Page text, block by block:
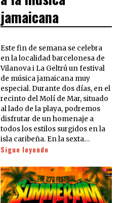
jamaicana
Este fin de semana se celebra
en la localidad barcelonesa de
Vilanova i La Geltrú un festival
de música jamaicana muy
especial. Durante dos días, en el
recinto del Molí de Mar, situado
al lado de la playa, podremos
disfrutar de un homenaje a
todos los estilos surgidos en la
isla caribeña. En la sexta…
Sigue leyendo